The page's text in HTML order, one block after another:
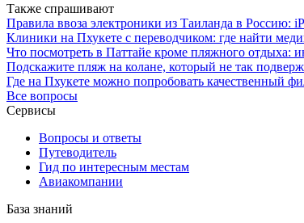
Также спрашивают
Правила ввоза электроники из Таиланда в Россию:
Клиники на Пхукете с переводчиком: где найти
Что посмотреть в Паттайе кроме пляжного отдыха:
Подскажите пляж на колане, который не так
Где на Пхукете можно попробовать качественный
Все вопросы
Сервисы
Вопросы и ответы
Путеводитель
Гид по интересным местам
Авиакомпании
База знаний